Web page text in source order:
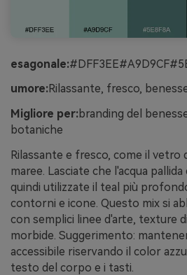
esagonale:
umore:Rilassante, fresco,
Migliore per:branding del
botaniche
Rilassante e fresco, come il vetro
maree. Lasciate che l'acqua
quindi utilizzate il teal più
contorni e icone. Questo mix si
con semplici linee d'arte, texture
morbide. Suggerimento:
accessibile riservando il color
testo del corpo e i tasti.